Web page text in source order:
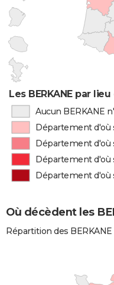
Les BERKANE par
Aucun BERKANE
Département d'où
Département d'où
Département d'où
Département d'où
Où décèdent les
Répartition des